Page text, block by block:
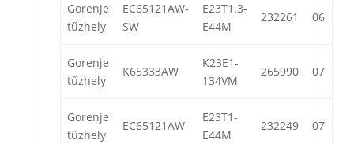
Gorenje
tűzhely
EC65121AW-
SW
E23T1.3-
E44M
232261 06
Gorenje
tűzhely
K65333AW
K23E1-
134VM
265990 07
Gorenje
tűzhely
EC65121AW
E23T1-
E44M
232249 07